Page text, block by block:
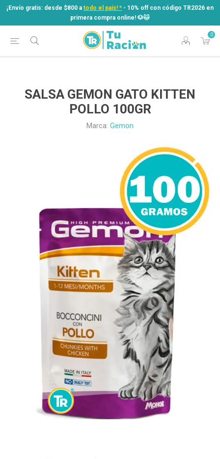
¡Envío gratis: desde $800 a todo el país! * - 10% off con código TR2026 en
primera compra online! ​🐶​🐱
0
¡Envío gratis: desde $800 atodo el país! *
- 10% off con código TR2026 en
primera compra online! ​🐶​🐱
SALSA GEMON GATO KITTEN
POLLO 100GR
Marca: Gemon